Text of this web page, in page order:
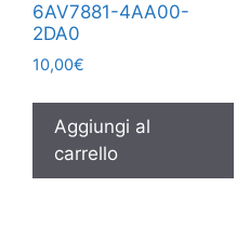
6AV7881-4AA00-
2DA0
10,00€
Aggiungi al
carrello